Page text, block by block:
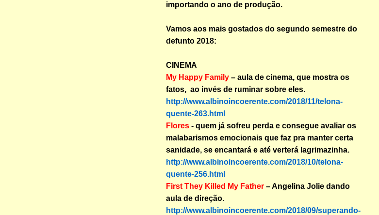
importando o ano de produção.
Vamos aos mais gostados do segundo semestre do
defunto 2018:
CINEMA
My Happy Family – aula de cinema, que mostra os
fatos, ao invés de ruminar sobre eles.
http://www.albinoincoerente.com/2018/11/telona-
quente-263.html
Flores - quem já sofreu perda e consegue avaliar os
malabarismos emocionais que faz pra manter certa
sanidade, se encantará e até verterá lagrimazinha.
http://www.albinoincoerente.com/2018/10/telona-
quente-256.html
First They Killed My Father – Angelina Jolie dando
aula de direção.
http://www.albinoincoerente.com/2018/09/superando-